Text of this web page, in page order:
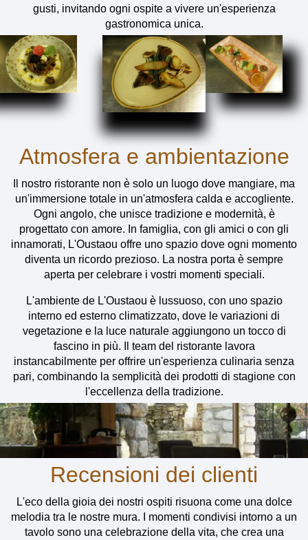
gusti, invitando ogni ospite a vivere un'esperienza
gastronomica unica.
Atmosfera e ambientazione
Il nostro ristorante non è solo un luogo dove mangiare, ma
un'immersione totale in un'atmosfera calda e accogliente.
Ogni angolo, che unisce tradizione e modernità, è
progettato con amore. In famiglia, con gli amici o con gli
innamorati, L'Oustaou offre uno spazio dove ogni momento
diventa un ricordo prezioso. La nostra porta è sempre
aperta per celebrare i vostri momenti speciali.
L'ambiente de L'Oustaou è lussuoso, con uno spazio
interno ed esterno climatizzato, dove le variazioni di
vegetazione e la luce naturale aggiungono un tocco di
fascino in più. Il team del ristorante lavora
instancabilmente per offrire un'esperienza culinaria senza
pari, combinando la semplicità dei prodotti di stagione con
l'eccellenza della tradizione.
Recensioni dei clienti
L'eco della gioia dei nostri ospiti risuona come una dolce
melodia tra le nostre mura. I momenti condivisi intorno a un
tavolo sono una celebrazione della vita, che crea una